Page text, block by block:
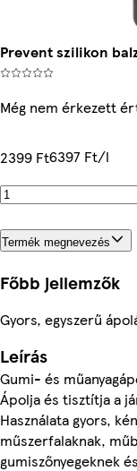
Prevent szilikon
Még nem érkezett
2399 Ft6397 Ft/l
Termék megnevezés
Főbb jellemzők
Gyors, egyszerű
Leírás
Gumi- és
Ápolja és tisztítja a
Használata gyors,
műszerfalaknak,
gumiszőnyegeknek